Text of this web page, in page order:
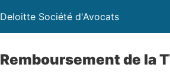
Deloitte Société d'Avocats
Remboursement de la